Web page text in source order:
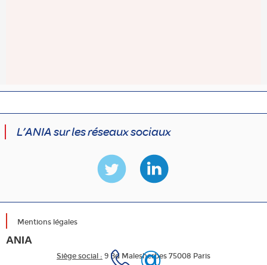
L’ANIA sur les réseaux sociaux
Mentions légales
ANIA
Siège social : 9 Bd Malesherbes 75008 Paris